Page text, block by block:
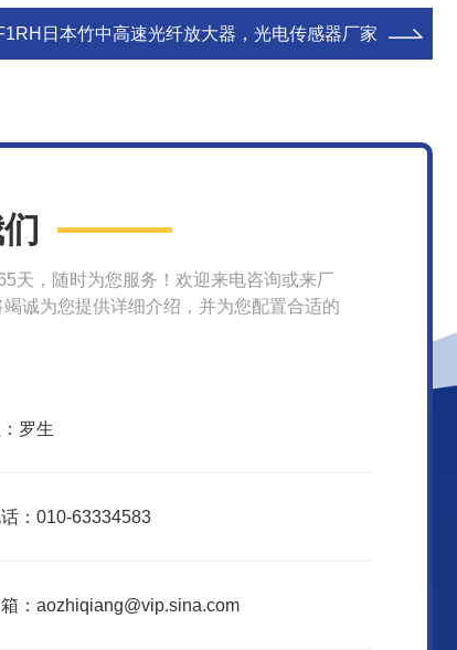
日本竹中高速光纤放大器，光电传感器厂家
天，随时为您服务！欢迎来电咨询或来厂
诚为您提供详细介绍，并为您配置合适的
罗生
：010-63334583
：aozhiqiang@vip.sina.com